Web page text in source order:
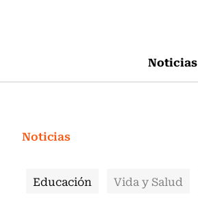
Noticias
Noticias
Educación Vida y Salud